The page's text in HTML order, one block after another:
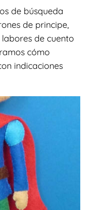
de búsqueda
de principe,
de cuento
cómo
indicaciones